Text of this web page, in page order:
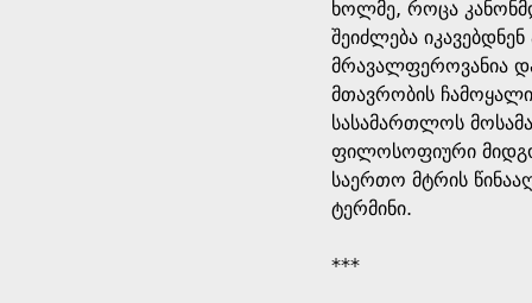
e
e
s
s
a
ხოლმე, როცა
შეიძლება
მრავალფეროვანია
მთავრობის
სასამართლოს
ფილოსოფიური
საერთო მტრის
ტერმინი.
***